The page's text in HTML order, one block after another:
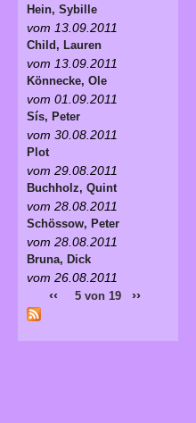
Hein, Sybille
vom 13.09.2011
Child, Lauren
vom 13.09.2011
Könnecke, Ole
vom 01.09.2011
Sís, Peter
vom 30.08.2011
Plot
vom 29.08.2011
Buchholz, Quint
vom 28.08.2011
Schössow, Peter
vom 28.08.2011
Bruna, Dick
vom 26.08.2011
‹‹ 5 von 19 ››